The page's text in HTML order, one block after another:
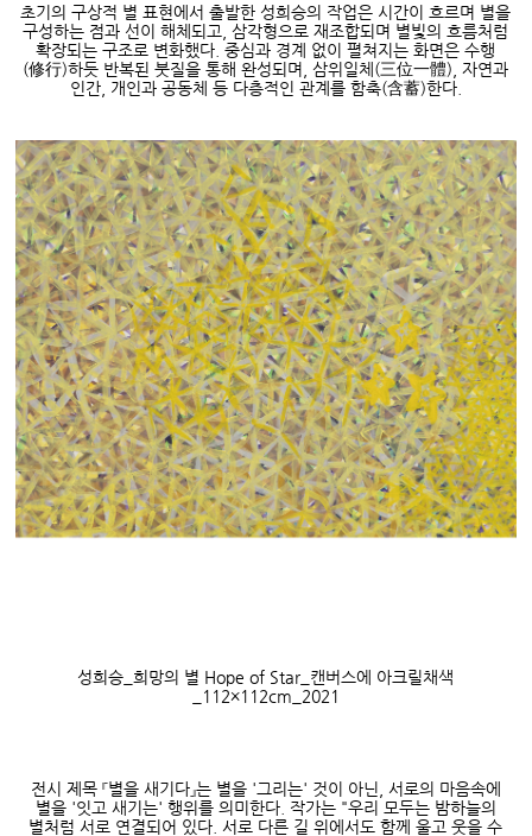
초기의 구상적 별 표현에서 출발한 성희승의 작업은 시간이 흐르며 별을
구성하는 점과 선이 해체되고
,삼각형으로 재조합되며 별빛의 흐름처럼
확장되는 구조로 변화했다 .중심과 경계 없이 펼쳐지는 화면은 수행
(修行)하듯 반복된 붓질을 통해 완성되며 ,삼위일체 (三位一體),자연과
인간, 개인과 공동체 등 다층적인 관계를 함축(含蓄)한다.
성희승 희망의 별 Hope of Star_ 캔버스에 아크릴채색
_112×112cm_2021
전시 제목 『별을 새기다』는 별을 '그리는' 것이 아닌
서로의 마음속에
별을 '잇고 새기는' 행위를 의미한다. 작가는 "우리 모두는 밤하늘의
별처럼 서로 연결되어 있다 .서로 다른 길 위에서도 함께 울고 웃을 수